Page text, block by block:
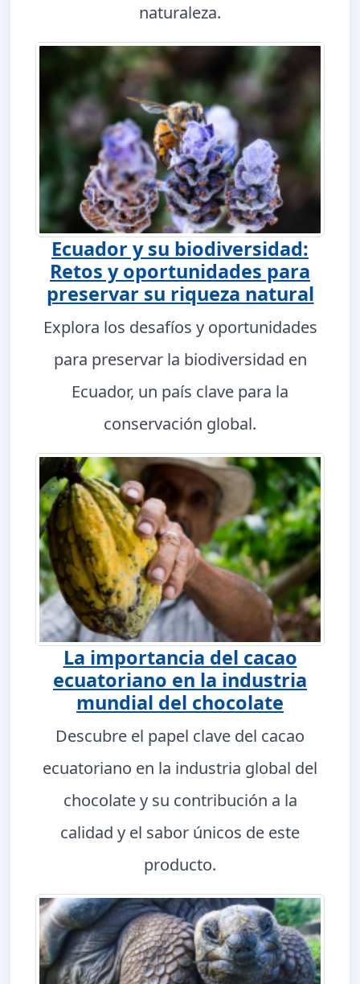
naturaleza.
Ecuador y su biodiversidad:
Retos y oportunidades para
preservar su riqueza natural
Explora los desafíos y oportunidades
para preservar la biodiversidad en
Ecuador, un país clave para la
conservación global.
La importancia del cacao
ecuatoriano en la industria
mundial del chocolate
Descubre el papel clave del cacao
ecuatoriano en la industria global del
chocolate y su contribución a la
calidad y el sabor únicos de este
producto.